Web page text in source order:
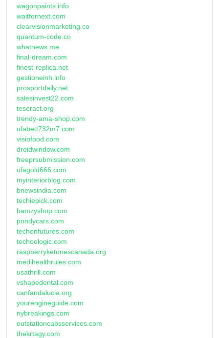
wagonpaints.info
waitfornext.com
clearvisionmarketing.co
quantum-code.co
whatnews.me
final-dream.com
finest-replica.net
gestioneinh.info
prosportdaily.net
salesinvest22.com
teseract.org
trendy-ama-shop.com
ufabett732m7.com
visiofood.com
droidwindow.com
freeprsubmission.com
ufagold666.com
myinteriorblog.com
bnewsindia.com
techiepick.com
bamzyshop.com
pondycars.com
techonfutures.com
techoologic.com
raspberryketonescanada.org
medihealthrules.com
usathrill.com
vshapedental.com
canfandalucia.org
yourengineguide.com
nybreakings.com
outstationcabsservices.com
thekrtagy.com